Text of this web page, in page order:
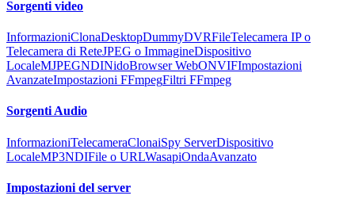
Sorgenti video
InformazioniClonaDesktopDummyDVRFileTelecamera IP o
Telecamera di ReteJPEG o ImmagineDispositivo
LocaleMJPEGNDINidoBrowser WebONVIFImpostazioni
AvanzateImpostazioni FFmpegFiltri FFmpeg
Sorgenti Audio
InformazioniTelecameraClonaiSpy ServerDispositivo
LocaleMP3NDIFile o URLWasapiOndaAvanzato
Impostazioni del server